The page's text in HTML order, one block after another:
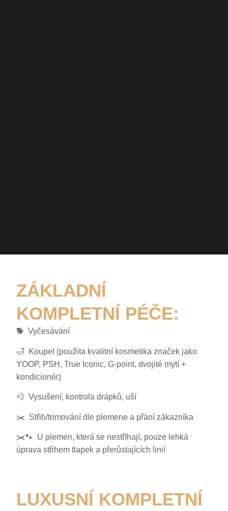
ZÁKLADNÍ
KOMPLETNÍ PÉČE:
🐕 Vyčesávání
🛁 Koupel (použita kvalitní kosmetika značek jako
YOOP, PSH, True Iconic, G-point, dvojité mytí +
kondicionér)
💨 Vysušení, kontrola drápků, uší
✂️ Střih/trimování dle plemene a přání zákazníka
✂️🐾 U plemen, která se nestříhají, pouze lehká
úprava střihem tlapek a přerůstajících linií
LUXUSNÍ KOMPLETNÍ